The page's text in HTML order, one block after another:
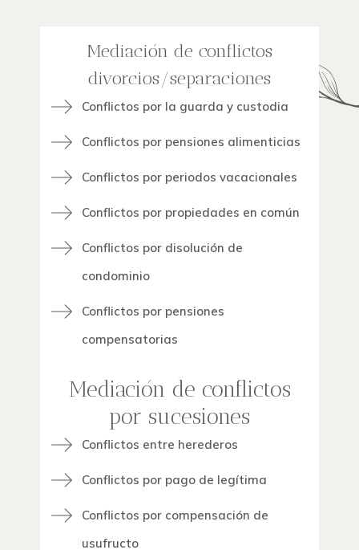
Mediación de conflictos
divorcios/separaciones
Conflictos por la guarda y custodia
Conflictos por pensiones alimenticias
Conflictos por periodos vacacionales
Conflictos por propiedades en común
Conflictos por disolución de
condominio
Conflictos por pensiones
compensatorias
Mediación de conflictos
por sucesiones
Conflictos entre herederos
Conflictos por pago de legítima
Conflictos por compensación de
usufructo